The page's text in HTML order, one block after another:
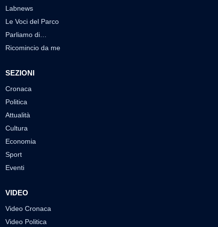
Labnews
Le Voci del Parco
Parliamo di…
Ricomincio da me
SEZIONI
Cronaca
Politica
Attualità
Cultura
Economia
Sport
Eventi
VIDEO
Video Cronaca
Video Politica